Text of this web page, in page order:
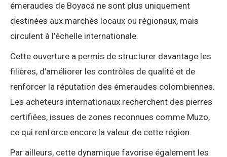
émeraudes de Boyacá ne sont plus uniquement
destinées aux marchés locaux ou régionaux, mais
circulent à l’échelle internationale.
Cette ouverture a permis de structurer davantage les
filières, d’améliorer les contrôles de qualité et de
renforcer la réputation des émeraudes colombiennes.
Les acheteurs internationaux recherchent des pierres
certifiées, issues de zones reconnues comme Muzo,
ce qui renforce encore la valeur de cette région.
Par ailleurs, cette dynamique favorise également les